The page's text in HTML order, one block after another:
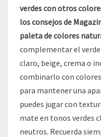
verdes con otros
los consejos de
paleta de colores
complementar el
claro, beige, crema o
combinarlo con
para mantener una
puedes jugar con
mate en tonos verdes
neutros. Recuerda